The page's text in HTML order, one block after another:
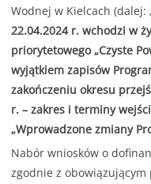
Wodnej w Kielcach (dalej:
22.04.2024 r. wchodzi w
priorytetowego „Czyste
wyjątkiem zapisów
zakończeniu okresu
r. – zakres i terminy
„Wprowadzone zmiany
Nabór wniosków o
zgodnie z